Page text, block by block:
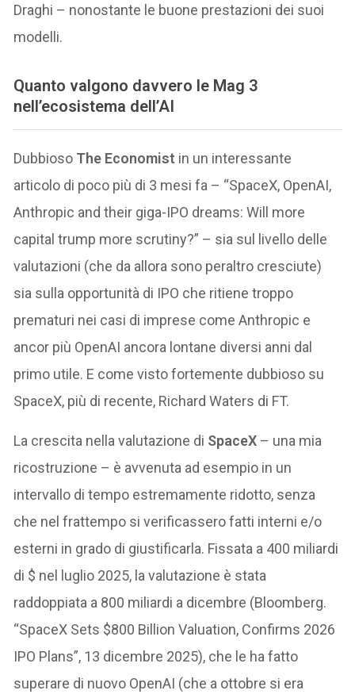
Draghi – nonostante le buone prestazioni dei suoi
modelli.
Quanto valgono davvero le Mag 3
nell’ecosistema dell’AI
Dubbioso The Economist in un interessante
articolo di poco più di 3 mesi fa – “SpaceX, OpenAI,
Anthropic and their giga-IPO dreams: Will more
capital trump more scrutiny?” – sia sul livello delle
valutazioni (che da allora sono peraltro cresciute)
sia sulla opportunità di IPO che ritiene troppo
prematuri nei casi di imprese come Anthropic e
ancor più OpenAI ancora lontane diversi anni dal
primo utile. E come visto fortemente dubbioso su
SpaceX, più di recente, Richard Waters di FT.
La crescita nella valutazione di SpaceX – una mia
ricostruzione – è avvenuta ad esempio in un
intervallo di tempo estremamente ridotto, senza
che nel frattempo si verificassero fatti interni e/o
esterni in grado di giustificarla. Fissata a 400 miliardi
di $ nel luglio 2025, la valutazione è stata
raddoppiata a 800 miliardi a dicembre (Bloomberg.
“SpaceX Sets $800 Billion Valuation, Confirms 2026
IPO Plans”, 13 dicembre 2025), che le ha fatto
superare di nuovo OpenAI (che a ottobre si era